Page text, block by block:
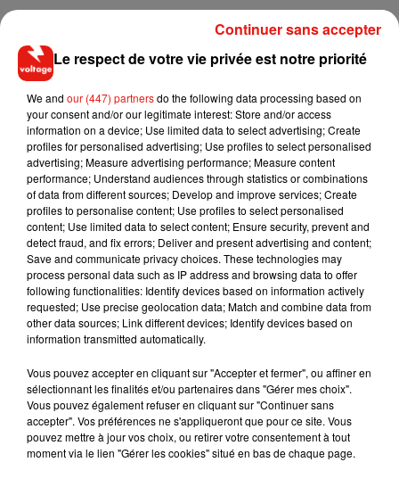
Musique
7 août 2026
RÜFÜS DU SOL annonce un nouvel
album après sa tournée mondiale
7 août 2026
Angèle et Amélie Lens dévoilent leur
collaboration tant attendue
6 août 2026
Il y a 10 ans, DJ Snake changeait de
dimension avec son premier...
Le respect de votre vie privée est notre priorité
We and our (447) partnersdo the following data processing based on
your consent and/or our legitimate interest: Store and/or access
information on a device; Use limited data to select advertising; Create
profiles for personalised advertising; Use profiles to select personalised
advertising; Measure advertising performance; Measure content
performance; Understand audiences through statistics or combinations
of data from different sources; Develop and improve services; Create
profiles to personalise content; Use profiles to select personalised
content; Use limited data to select content; Ensure security, prevent and
detect fraud, and fix errors; Deliver and present advertising and content;
Save and communicate privacy choices. These technologies may
process personal data such as IP address and browsing data to offer
following functionalities: Identify devices based on information actively
requested; Use precise geolocation data; Match and combine data from
other data sources; Link different devices; Identify devices based on
information transmitted automatically.
Vous pouvez accepter en cliquant sur "Accepter et fermer", ou affiner en
sélectionnant les finalités et/ou partenaires dans "Gérer mes choix".
Vous pouvez également refuser en cliquant sur "Continuer sans
accepter". Vos préférences ne s'appliqueront que pour ce site. Vous
pouvez mettre à jour vos choix, ou retirer votre consentement à tout
moment via le lien "Gérer les cookies" situé en bas de chaque page.
Continuer sans accepter